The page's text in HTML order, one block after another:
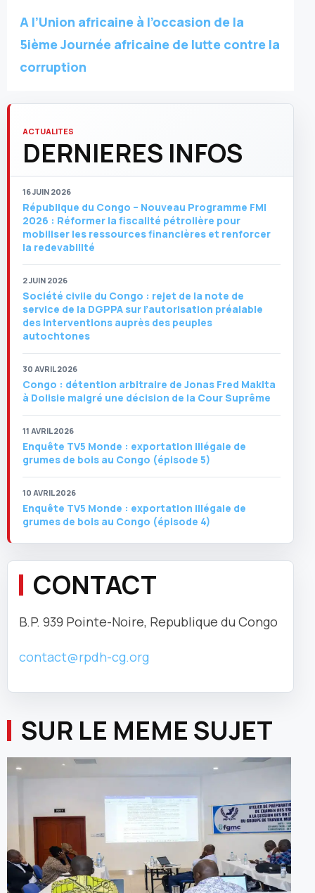
A l’Union africaine à l’occasion de la
5ième Journée africaine de lutte contre la
corruption
ACTUALITES
DERNIERES INFOS
16 JUIN 2026
République du Congo – Nouveau Programme FMI
2026 : Réformer la fiscalité pétrolière pour
mobiliser les ressources financières et renforcer
la redevabilité
2 JUIN 2026
Société civile du Congo : rejet de la note de
service de la DGPPA sur l’autorisation préalable
des interventions auprès des peuples
autochtones
30 AVRIL 2026
Congo : détention arbitraire de Jonas Fred Makita
à Dolisie malgré une décision de la Cour Suprême
11 AVRIL 2026
Enquête TV5 Monde : exportation illégale de
grumes de bois au Congo (épisode 5)
10 AVRIL 2026
Enquête TV5 Monde : exportation illégale de
grumes de bois au Congo (épisode 4)
CONTACT
B.P. 939 Pointe-Noire, Republique du Congo
contact@rpdh-cg.org
SUR LE MEME SUJET